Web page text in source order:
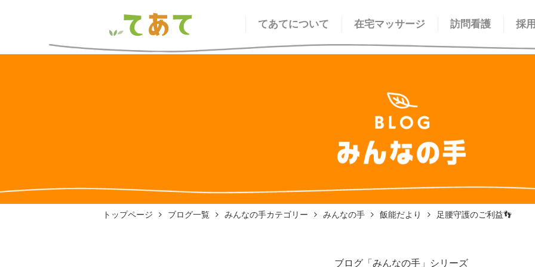
てあてについて 在宅マッサージ 訪問看護 採
トップページ ブログ一覧 みんなの手カテゴリー みんなの手 飯能だより 足腰守護のご利益👣
ブログ「みんなの手」シリーズ